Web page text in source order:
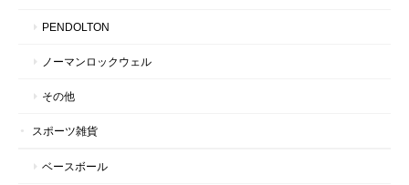
PENDOLTON
ノーマンロックウェル
その他
スポーツ雑貨
ベースボール